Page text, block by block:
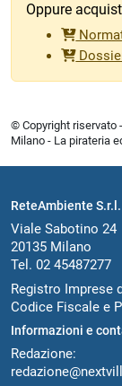
Oppure
© Copyright riservato
Milano - La pirateria
ReteAmbiente S.r.l.
Viale Sabotino 24
20135 Milano
Tel. 02 45487277
Registro Imprese
Codice Fiscale e
Informazioni e
Redazione: